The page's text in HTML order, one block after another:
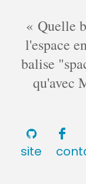
Quelle
l'espace
balise
qu'avec
site